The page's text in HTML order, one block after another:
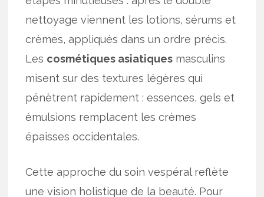
nettoyage viennent les lotions, sérums et
crèmes, appliqués dans un ordre précis.
Les cosmétiques asiatiques masculins
misent sur des textures légères qui
pénètrent rapidement : essences, gels et
émulsions remplacent les crèmes
épaisses occidentales.
Cette approche du soin vespéral reflète
une vision holistique de la beauté. Pour